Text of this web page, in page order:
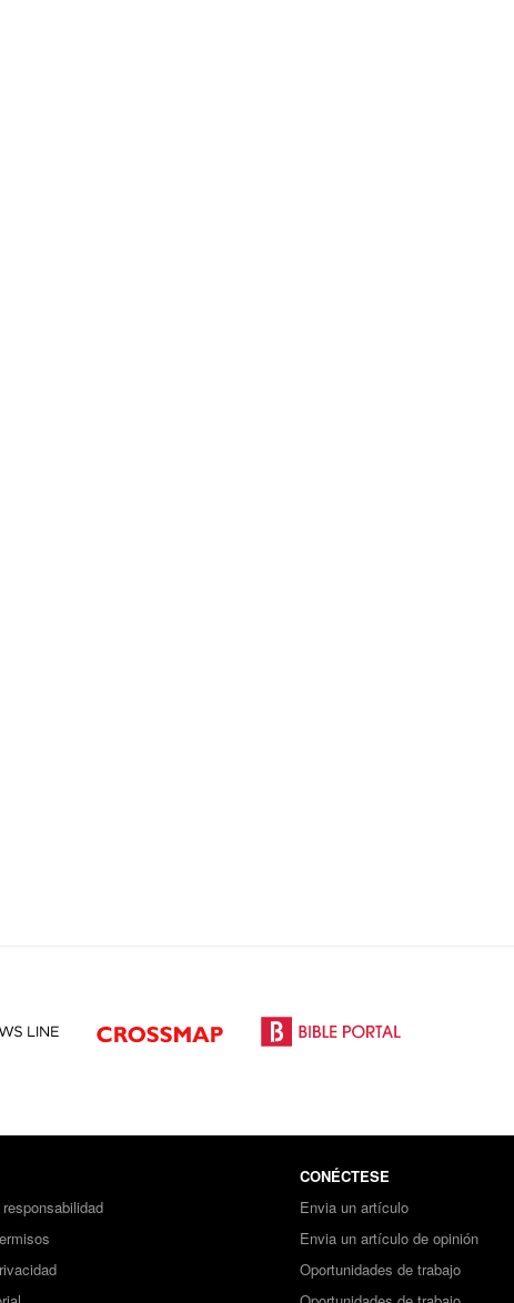
CONÉCTESE
Envia un artículo
Envia un artículo de opinión
Oportunidades de trabajo